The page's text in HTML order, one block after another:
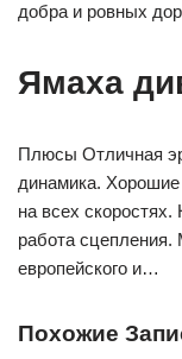
добра и ровных
Ямаха
Плюсы Отличная
динамика.
на всех
работа сцепления.
европейского и…
Похожие